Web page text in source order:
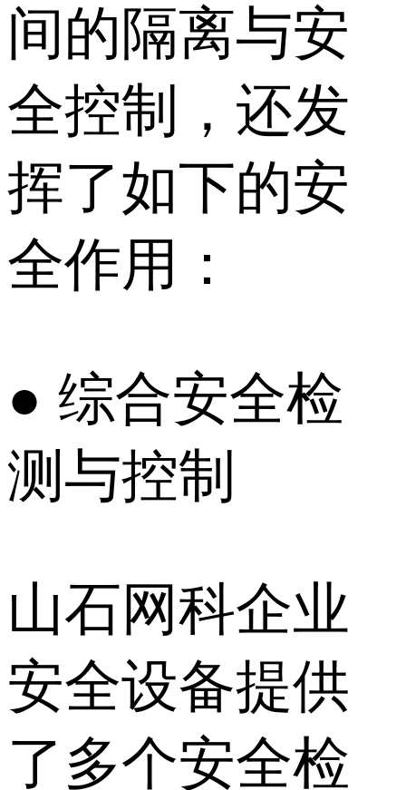
间的隔离与安
全控制，还发
挥了如下的安
全作用：
● 综合安全检
测与控制
山石网科企业
安全设备提供
了多个安全检